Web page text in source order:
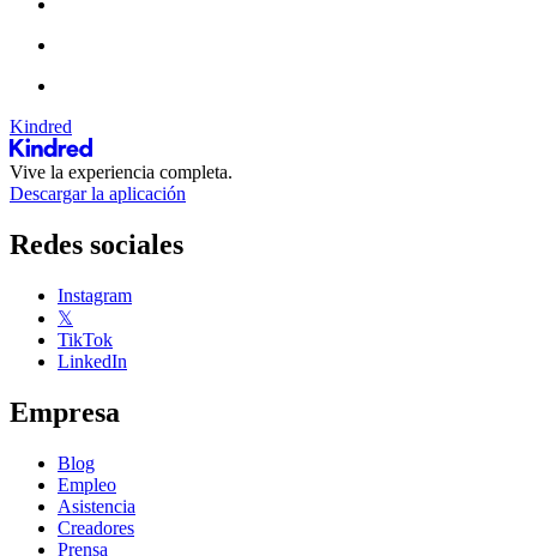
Kindred
Vive la experiencia completa.
Descargar la aplicación
Redes sociales
Instagram
𝕏
TikTok
LinkedIn
Empresa
Blog
Empleo
Asistencia
Creadores
Prensa